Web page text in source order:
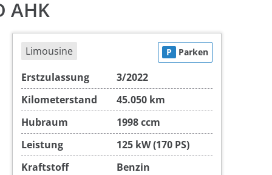
AHK
Limousine P Parken
Erstzulassung
3/2022
Kilometerstand
45.050 km
Hubraum
1998 ccm
Leistung
125 kW (170 PS)
Kraftstoff
Benzin